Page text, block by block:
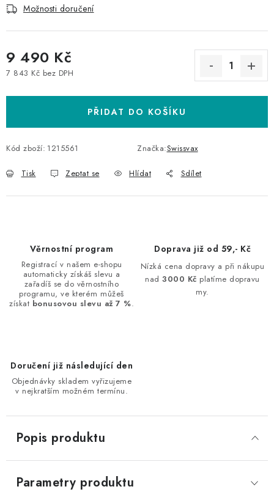
Možnosti doručení
9 490 Kč
7 843 Kč bez DPH
PŘIDAT DO KOŠÍKU
Kód zboží: 1215561 Značka:Swissvax
Tisk Zeptat se Hlídat Sdílet
Věrnostní program
Registrací v našem e-shopu
automaticky získáš slevu a
zařadíš se do věrnostního
programu, ve kterém můžeš
získat bonusovou slevu až 7 %.
Doprava již od 59,- Kč
Nízká cena dopravy a při nákupu
nad3000 Kč platíme dopravu
my.
Doručení již následující den
Objednávky skladem vyřizujeme
v nejkratším možném termínu.
Popis produktu
Parametry produktu